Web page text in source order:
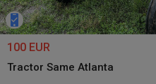
100 EUR
Tractor Same Atlanta